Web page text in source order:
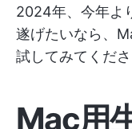
2024年、今年よ
遂げたいなら、
試してみてくださ
Mac用